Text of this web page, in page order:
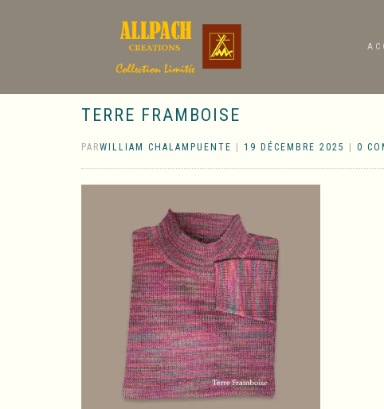
TERRE FRAMBOISE
PARWILLIAM CHALAMPUENTE 19 DÉCEMBRE 2025 0